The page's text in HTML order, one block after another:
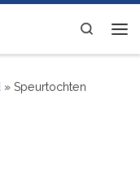
Search
» Speurtochten